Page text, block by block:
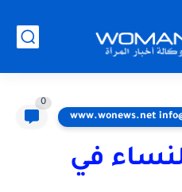
0
في